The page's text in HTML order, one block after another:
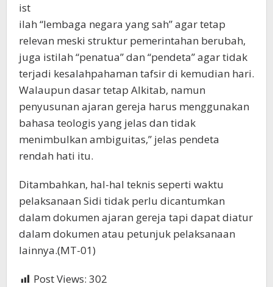
ist
ilah “lembaga negara yang sah” agar tetap
relevan meski struktur pemerintahan berubah,
juga istilah “penatua” dan “pendeta” agar tidak
terjadi kesalahpahaman tafsir di kemudian hari.
Walaupun dasar tetap Alkitab, namun
penyusunan ajaran gereja harus menggunakan
bahasa teologis yang jelas dan tidak
menimbulkan ambiguitas,” jelas pendeta
rendah hati itu.
Ditambahkan, hal-hal teknis seperti waktu
pelaksanaan Sidi tidak perlu dicantumkan
dalam dokumen ajaran gereja tapi dapat diatur
dalam dokumen atau petunjuk pelaksanaan
lainnya.(MT-01)
Post Views: 302